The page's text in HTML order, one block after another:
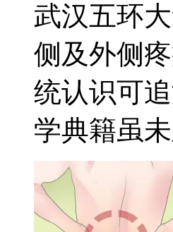
武汉五环
侧及外侧
统认识可
学典籍虽